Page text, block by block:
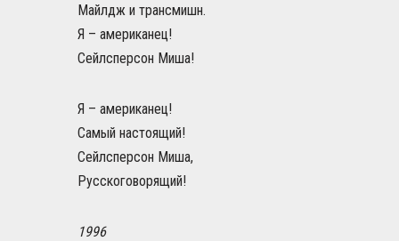
Майлдж и трансмишн.
Я – американец!
Сейлсперсон Миша!
Я – американец!
Самый настоящий!
Сейлсперсон Миша,
Русскоговорящий!
1996